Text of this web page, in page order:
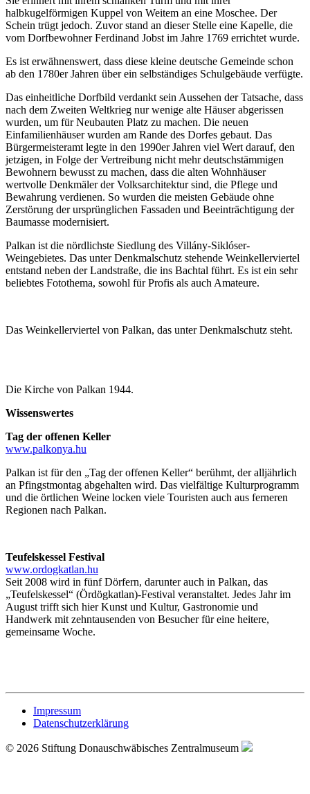
halbkugelförmigen Kuppel von Weitem an eine Moschee. Der
Schein trügt jedoch. Zuvor stand an dieser Stelle eine Kapelle, die
vom Dorfbewohner Ferdinand Jobst im Jahre 1769 errichtet wurde.
Es ist erwähnenswert, dass diese kleine deutsche Gemeinde schon
ab den 1780er Jahren über ein selbständiges Schulgebäude verfügte.
Das einheitliche Dorfbild verdankt sein Aussehen der Tatsache, dass
nach dem Zweiten Weltkrieg nur wenige alte Häuser abgerissen
wurden, um für Neubauten Platz zu machen. Die neuen
Einfamilienhäuser wurden am Rande des Dorfes gebaut. Das
Bürgermeisteramt legte in den 1990er Jahren viel Wert darauf, den
jetzigen, in Folge der Vertreibung nicht mehr deutschstämmigen
Bewohnern bewusst zu machen, dass die alten Wohnhäuser
wertvolle Denkmäler der Volksarchitektur sind, die Pflege und
Bewahrung verdienen. So wurden die meisten Gebäude ohne
Zerstörung der ursprünglichen Fassaden und Beeinträchtigung der
Baumasse modernisiert.
Palkan ist die nördlichste Siedlung des Villány-Siklóser-
Weingebietes. Das unter Denkmalschutz stehende Weinkellerviertel
entstand neben der Landstraße, die ins Bachtal führt. Es ist ein sehr
beliebtes Fotothema, sowohl für Profis als auch Amateure.
Das Weinkellerviertel von Palkan, das unter Denkmalschutz steht.
Die Kirche von Palkan 1944.
Wissenswertes
Tag der offenen Keller
www.palkonya.hu
Palkan ist für den „Tag der offenen Keller“ berühmt, der alljährlich
an Pfingstmontag abgehalten wird. Das vielfältige Kulturprogramm
und die örtlichen Weine locken viele Touristen auch aus ferneren
Regionen nach Palkan.
Teufelskessel Festival
www.ordogkatlan.hu
Seit 2008 wird in fünf Dörfern, darunter auch in Palkan, das
„Teufelskessel“ (Ördögkatlan)-Festival veranstaltet. Jedes Jahr im
August trifft sich hier Kunst und Kultur, Gastronomie und
Handwerk mit zehntausenden von Besucher für eine heitere,
gemeinsame Woche.
Impressum
Datenschutzerklärung
© 2026 Stiftung Donauschwäbisches Zentralmuseum